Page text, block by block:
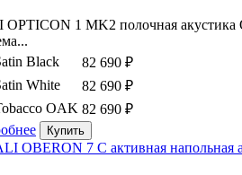
1 MK2 полочная акустика
Black
82 690 ₽
White
82 690 ₽
OAK 82 690 ₽